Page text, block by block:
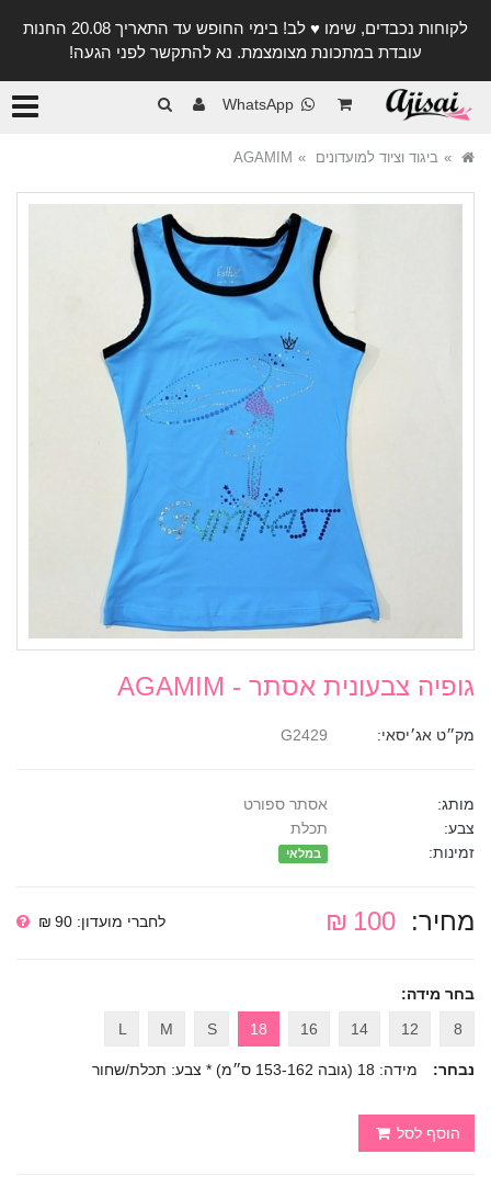
לקוחות נכבדים, שימו ♥️ לב! בימי החופש עד התאריך 20.08 החנות
עובדת במתכונת מצומצמת. נא להתקשר לפני הגעה!
WhatsApp
ביגוד וציוד למועדונים AGAMIM
גופיה צבעונית אסתר - AGAMIM
מק״ט אג׳יסאי:
מותג:
אסתר ספורט
צבע:
תכלת
זמינות:
במלאי
מחיר: 100 ₪ לחברי מועדון: 90 ₪
בחר מידה:
8
12
14
16
18
S
M
L
נבחר: מידה: 18 (גובה 153-162 ס״מ) * צבע: תכלת/שחור
הוסף לסל